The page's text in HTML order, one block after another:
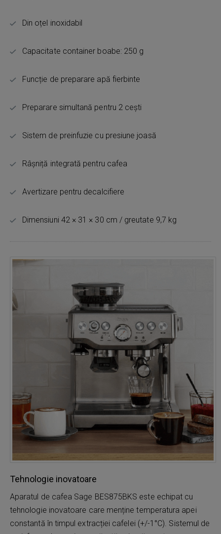
Din oțel inoxidabil
Capacitate container boabe: 250 g
Funcție de preparare apă fierbinte
Preparare simultană pentru 2 cești
Sistem de preinfuzie cu presiune joasă
Râșniță integrată pentru cafea
Avertizare pentru decalcifiere
Dimensiuni 42 × 31 × 30 cm / greutate 9,7 kg
Tehnologie inovatoare
Aparatul de cafea Sage BES875BKS este echipat cu
tehnologie inovatoare care menține temperatura apei
constantă în timpul extracției cafelei (+/-1°C). Sistemul de